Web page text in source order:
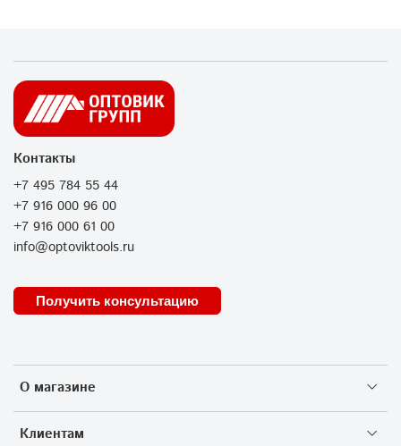
О магазине
Клиентам
Контакты
+7 495 784 55 44
+7 916 000 96 00
+7 916 000 61 00
info@optoviktools.ru
Получить консультацию